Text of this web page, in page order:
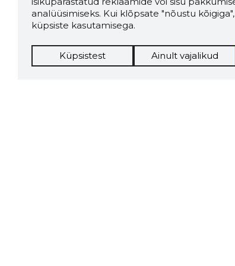
analüüsimiseks. Kui klõpsate "nõustu
küpsiste kasutamisega.
Küpsistest Ainult vajalikud